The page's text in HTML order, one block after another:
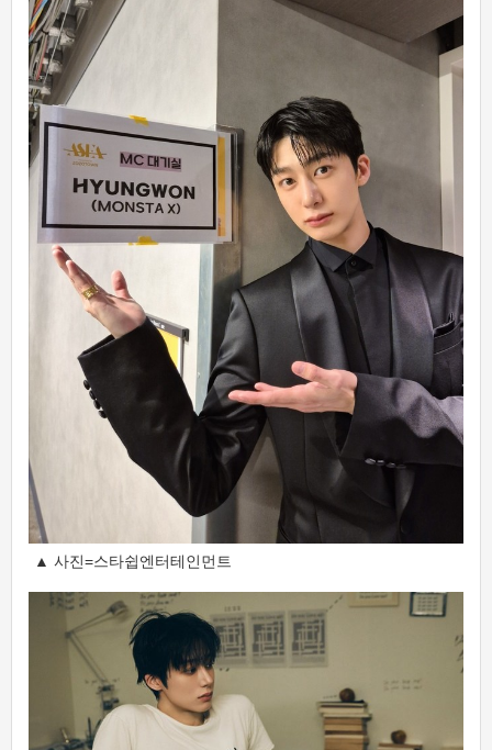
▲ 사진=스타쉽엔터테인먼트